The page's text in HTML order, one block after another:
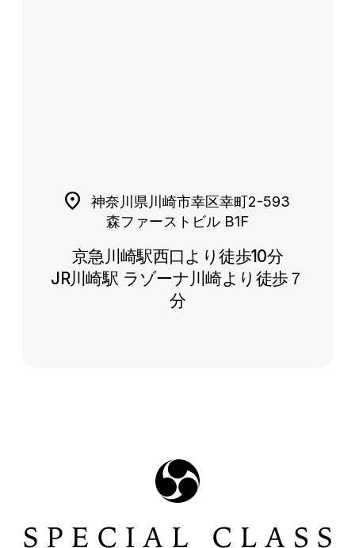
神奈川県川崎市幸区幸町2-593
森ファーストビル B1F
京急川崎駅西口より徒歩10分
JR川崎駅 ラゾーナ川崎より徒歩７
分